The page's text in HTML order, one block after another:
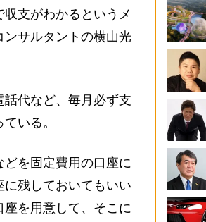
支がわかるというメ
ンサルタントの横山光
代など、毎月必ず支
いる。
どを固定費用の口座に
残しておいてもいい
を用意して、そこに